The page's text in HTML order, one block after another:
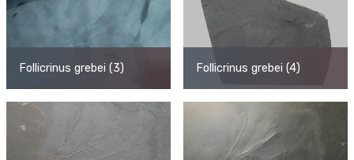
Follicrinus grebei (3) Follicrinus grebei (4)